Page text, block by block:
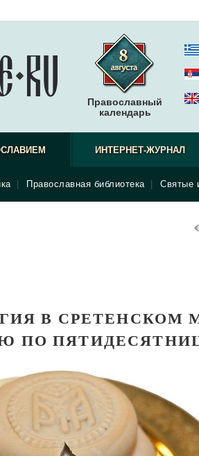
Православный
календарь
Православная библиотека Святые
ИНТЕРНЕТ-ЖУРНАЛ
В СРЕТЕНСКОМ
ПО